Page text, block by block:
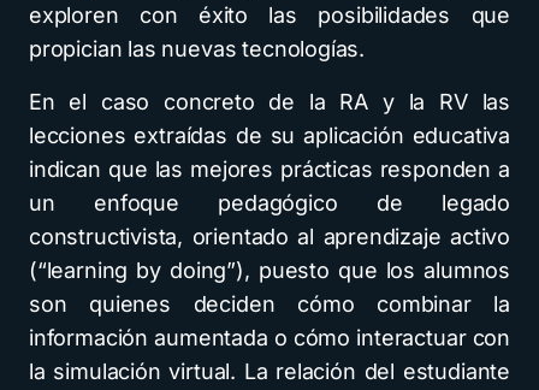
exploren con éxito las posibilidades que
propician las nuevas tecnologías.
En el caso concreto de la RA y la RV las
lecciones extraídas de su aplicación educativa
indican que las mejores prácticas responden a
un enfoque pedagógico de legado
constructivista, orientado al aprendizaje activo
(“learning by doing”), puesto que los alumnos
son quienes deciden cómo combinar la
información aumentada o cómo interactuar con
la simulación virtual. La relación del estudiante